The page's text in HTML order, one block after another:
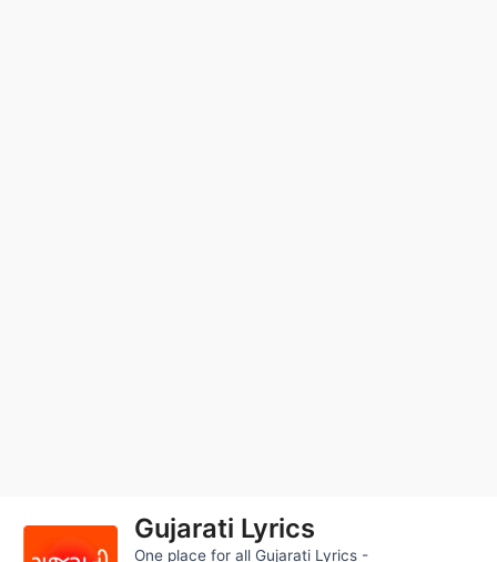
Gujarati Lyrics
One place for all Gujarati Lyrics -